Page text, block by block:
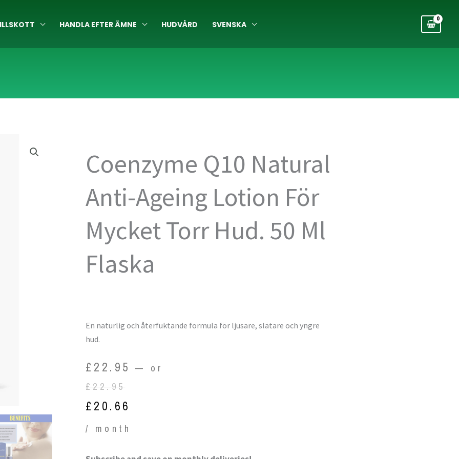
HANDLA EFTER ÄMNE HUDVÅRD SVENSKA
Coenzyme Q10 Natural
Anti-Ageing Lotion För
Mycket Torr Hud. 50 Ml
Flaska
En naturlig och återfuktande formula för ljusare, slätare och yngre
hud.
£ 22.95 —
or
£22.95
Original
price
was:
£ 20.66
Current
price
is:
/ month